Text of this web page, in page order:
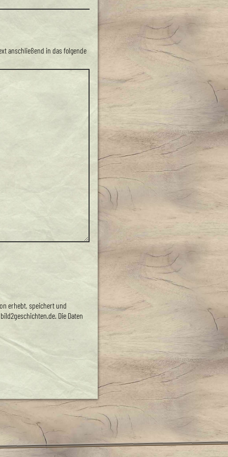
anschließend in das folgende
erhebt, speichert und
Die Daten